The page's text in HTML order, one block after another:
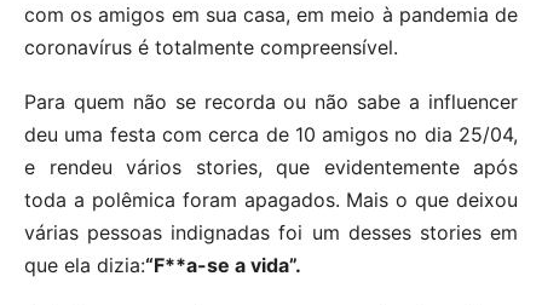
com os amigos em sua casa, em meio à pandemia de
coronavírus é totalmente compreensível.
Para quem não se recorda ou não sabe a influencer
deu uma festa com cerca de 10 amigos no dia 25/04,
e rendeu vários stories, que evidentemente após
toda a polêmica foram apagados. Mais o que deixou
várias pessoas indignadas foi um desses stories em
que ela dizia:“F**a-se a vida”.